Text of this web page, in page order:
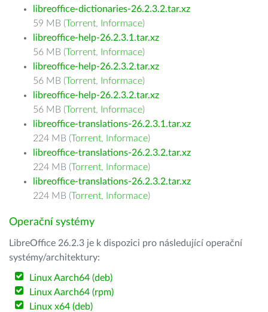
libreoffice-dictionaries-26.2.3.2.tar.xz
59 MB (Torrent, Informace)
libreoffice-help-26.2.3.1.tar.xz
56 MB (Torrent, Informace)
libreoffice-help-26.2.3.2.tar.xz
56 MB (Torrent, Informace)
libreoffice-help-26.2.3.2.tar.xz
56 MB (Torrent, Informace)
libreoffice-translations-26.2.3.1.tar.xz
224 MB (Torrent, Informace)
libreoffice-translations-26.2.3.2.tar.xz
224 MB (Torrent, Informace)
libreoffice-translations-26.2.3.2.tar.xz
224 MB (Torrent, Informace)
Operační systémy
LibreOffice 26.2.3 je k dispozici pro následující operační
systémy/architektury:
Linux Aarch64 (deb)
Linux Aarch64 (rpm)
Linux x64 (deb)